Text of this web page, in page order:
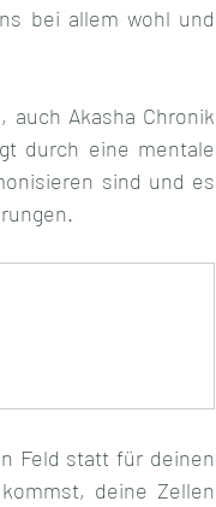
bei allem wohl und
Akasha Chronik
durch eine mentale
sind und es
Feld statt für deinen
deine Zellen